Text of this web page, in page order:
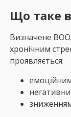
Що таке
Визначене
хронічним
проявляється: